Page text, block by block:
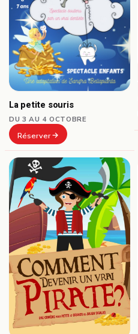
La petite souris
DU 3 AU 4 OCTOBRE
Réserver